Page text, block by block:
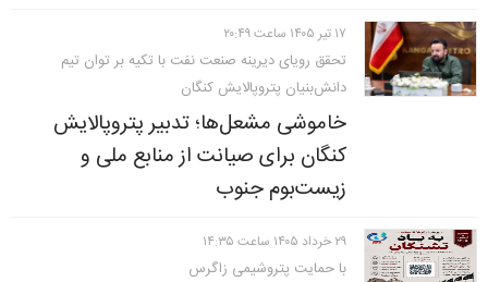
۱۷ تير ۱۴۰۵ ساعت ۲۰:۴۹
تحقق رویای دیرینه صنعت نفت با تکیه بر توان تیم
دانش‌بنیان پتروپالایش کنگان
خاموشی مشعل‌ها؛ تدبیر پتروپالایش
کنگان برای صیانت از منابع ملی و
زیست‌بوم جنوب
۲۹ خرداد ۱۴۰۵ ساعت ۱۴:۳۵
با حمایت پتروشیمی زاگرس